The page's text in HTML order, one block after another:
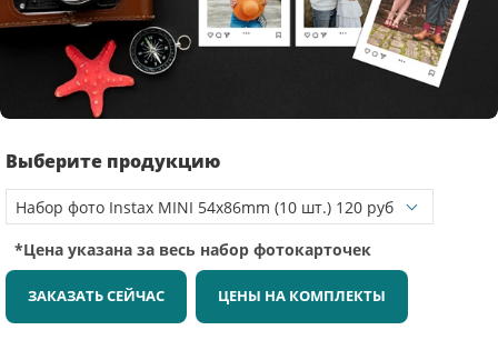
Выберите продукцию
*Цена указана за весь набор фотокарточек
ЗАКАЗАТЬ СЕЙЧАС ЦЕНЫ НА КОМПЛЕКТЫ